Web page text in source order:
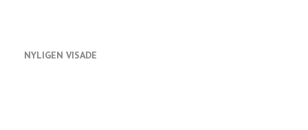
NYLIGEN VISADE